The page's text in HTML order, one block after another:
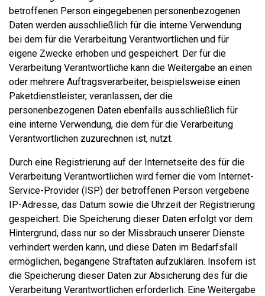
betroffenen Person eingegebenen personenbezogenen
Daten werden ausschließlich für die interne Verwendung
bei dem für die Verarbeitung Verantwortlichen und für
eigene Zwecke erhoben und gespeichert. Der für die
Verarbeitung Verantwortliche kann die Weitergabe an einen
oder mehrere Auftragsverarbeiter, beispielsweise einen
Paketdienstleister, veranlassen, der die
personenbezogenen Daten ebenfalls ausschließlich für
eine interne Verwendung, die dem für die Verarbeitung
Verantwortlichen zuzurechnen ist, nutzt.
Durch eine Registrierung auf der Internetseite des für die
Verarbeitung Verantwortlichen wird ferner die vom Internet-
Service-Provider (ISP) der betroffenen Person vergebene
IP-Adresse, das Datum sowie die Uhrzeit der Registrierung
gespeichert. Die Speicherung dieser Daten erfolgt vor dem
Hintergrund, dass nur so der Missbrauch unserer Dienste
verhindert werden kann, und diese Daten im Bedarfsfall
ermöglichen, begangene Straftaten aufzuklären. Insofern ist
die Speicherung dieser Daten zur Absicherung des für die
Verarbeitung Verantwortlichen erforderlich. Eine Weitergabe